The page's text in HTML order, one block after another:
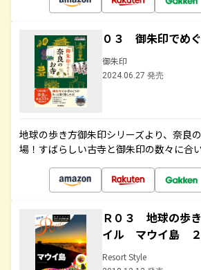
０３ 御朱印でめ
御朱印
2024.06.27 発売
地球の歩き方御朱印シリーズより、奈良
場！すばらしい古寺と御朱印の数々に合
Ｒ０３ 地球の歩
イル マウイ島 ２
Resort Style